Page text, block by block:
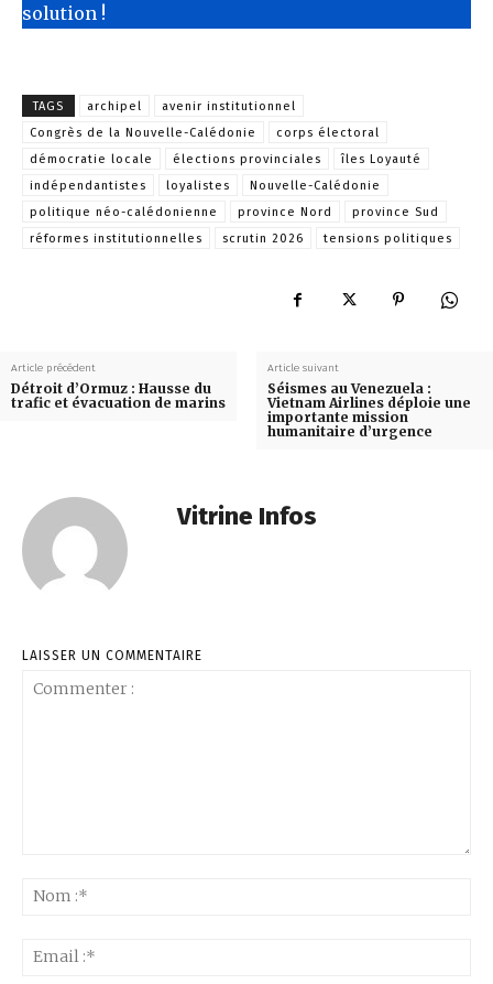
solution !
TAGS archipel
avenir institutionnel
Congrès de la Nouvelle-Calédonie
corps électoral
démocratie locale
élections provinciales
îles Loyauté
indépendantistes
loyalistes
Nouvelle-Calédonie
politique néo-calédonienne
province Nord
province Sud
réformes institutionnelles
scrutin 2026 tensions politiques
Article précédent
Détroit d’Ormuz : Hausse du
trafic et évacuation de marins
Article suivant
Séismes au Venezuela :
Vietnam Airlines déploie une
importante mission
humanitaire d’urgence
Vitrine Infos
LAISSER UN COMMENTAIRE